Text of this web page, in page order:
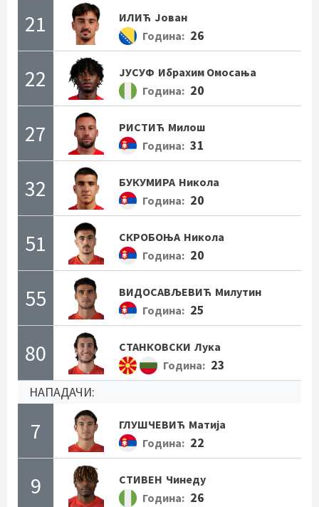
21 ИЛИЋ Јован
Година: 26
22 ЈУСУФ Ибрахим Омосања
Година: 20
27 РИСТИЋ Милош
Година: 31
32 БУКУМИРА Никола
Година: 20
51 СКРОБОЊА Никола
Година: 20
55 ВИДОСАВЉЕВИЋ Милутин
Година: 25
80 СТАНКОВСКИ Лука
Година: 23
НАПАДАЧИ:
7 ГЛУШЧЕВИЋ Матија
Година: 22
9 СТИВЕН Чинеду
Година: 26